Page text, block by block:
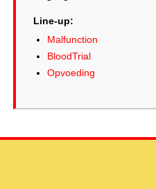
Line-up:
Malfunction
BloodTrial
Opvoeding